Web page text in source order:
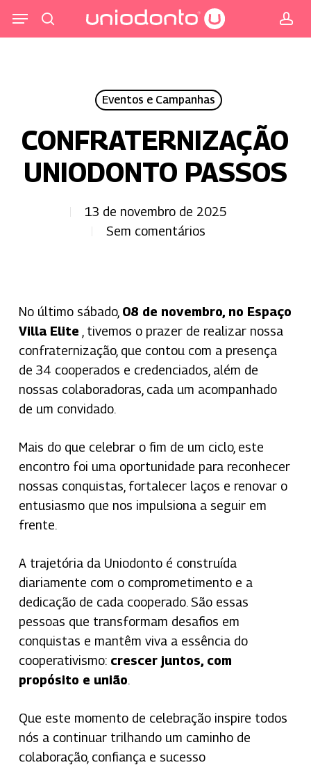
para
Menu
Eventos e Campanhas
CONFRATERNIZAÇÃO
UNIODONTO PASSOS
13 de novembro de 2025
Sem comentários
No último sábado, 08 de novembro, no Espaço
Villa Elite , tivemos o prazer de realizar nossa
confraternização, que contou com a presença
de 34 cooperados e credenciados, além de
nossas colaboradoras, cada um acompanhado
de um convidado.
Mais do que celebrar o fim de um ciclo, este
encontro foi uma oportunidade para reconhecer
nossas conquistas, fortalecer laços e renovar o
entusiasmo que nos impulsiona a seguir em
frente.
A trajetória da Uniodonto é construída
diariamente com o comprometimento e a
dedicação de cada cooperado. São essas
pessoas que transformam desafios em
conquistas e mantêm viva a essência do
cooperativismo: crescer juntos, com
propósito e união.
Que este momento de celebração inspire todos
nós a continuar trilhando um caminho de
colaboração, confiança e sucesso